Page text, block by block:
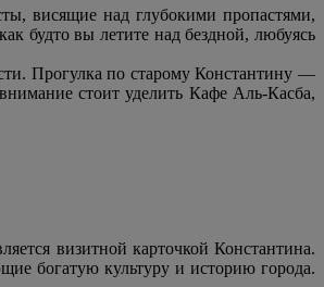
висящие над глубокими пропастями,
будто вы летите над бездной, любуясь
Прогулка по старому Константину —
стоит уделить Кафе Аль-Касба,
визитной карточкой Константина.
богатую культуру и историю города.